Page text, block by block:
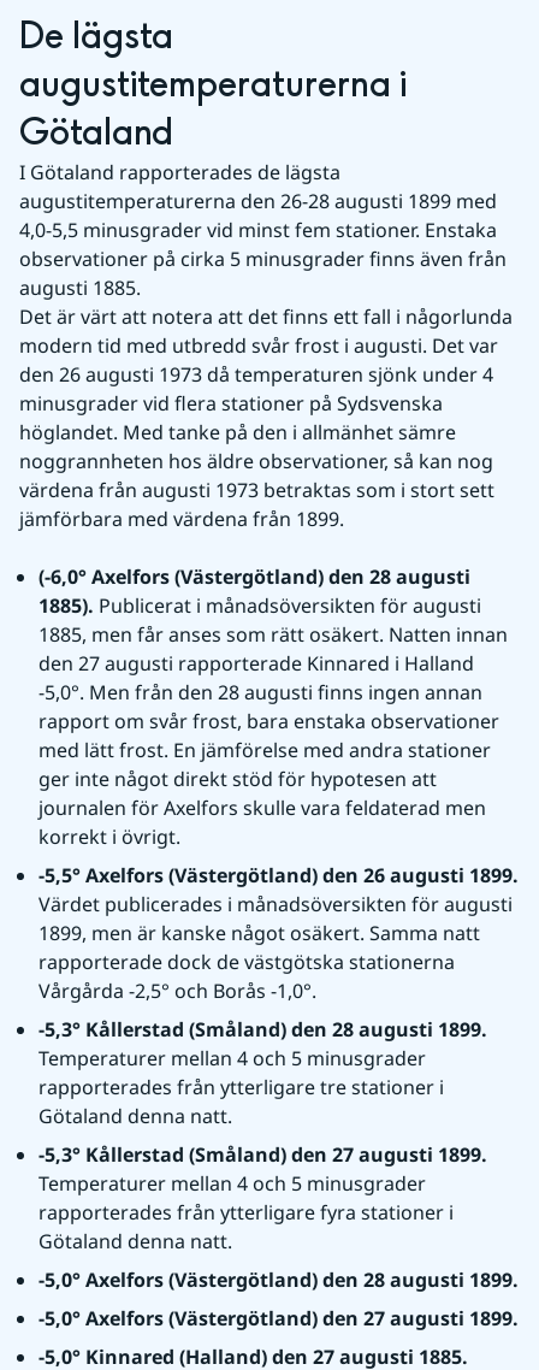
De lägsta
augustitemperaturerna i
Götaland
I Götaland rapporterades de lägsta
augustitemperaturerna den 26-28 augusti 1899 med
4,0-5,5 minusgrader vid minst fem stationer. Enstaka
observationer på cirka 5 minusgrader finns även från
augusti 1885.
Det är värt att notera att det finns ett fall i någorlunda
modern tid med utbredd svår frost i augusti. Det var
den 26 augusti 1973 då temperaturen sjönk under 4
minusgrader vid flera stationer på Sydsvenska
höglandet. Med tanke på den i allmänhet sämre
noggrannheten hos äldre observationer, så kan nog
värdena från augusti 1973 betraktas som i stort sett
jämförbara med värdena från 1899.
(-6,0° Axelfors (Västergötland) den 28 augusti
1885). Publicerat i månadsöversikten för augusti
1885, men får anses som rätt osäkert. Natten innan
den 27 augusti rapporterade Kinnared i Halland
-5,0°. Men från den 28 augusti finns ingen annan
rapport om svår frost, bara enstaka observationer
med lätt frost. En jämförelse med andra stationer
ger inte något direkt stöd för hypotesen att
journalen för Axelfors skulle vara feldaterad men
korrekt i övrigt.
Värdet publicerades i månadsöversikten för augusti
1899, men är kanske något osäkert. Samma natt
rapporterade dock de västgötska stationerna
Vårgårda -2,5° och Borås -1,0°.
Temperaturer mellan 4 och 5 minusgrader
rapporterades från ytterligare tre stationer i
Götaland denna natt.
Temperaturer mellan 4 och 5 minusgrader
rapporterades från ytterligare fyra stationer i
Götaland denna natt.
-5,0° Axelfors (Västergötland) den 28 augusti 1899.
-5,0° Axelfors (Västergötland) den 27 augusti 1899.